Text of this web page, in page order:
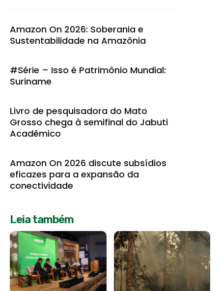
Amazon On 2026: Soberania e
Sustentabilidade na Amazônia
#Série – Isso é Patrimônio Mundial:
Suriname
Livro de pesquisadora do Mato
Grosso chega à semifinal do Jabuti
Acadêmico
Amazon On 2026 discute subsídios
eficazes para a expansão da
conectividade
Leia também